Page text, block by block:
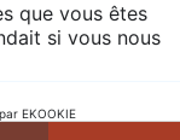
que vous êtes
si vous nous
EKOOKIE